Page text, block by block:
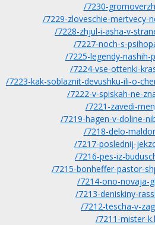
/7230-
/7229-zloveschie-mertvecy-
/7228-zhjul-i-asha-v-
/7227-noch-s-
/7225-legendy-nashih-
/7224-vse-ottenki-
/7223-kak-soblaznit-devushku-ili-o-
/7222-v-spiskah-ne-
/7221-zavedi-
/7219-hagen-v-doline-
/7218-delo-
/7217-poslednij-
/7216-pes-iz-
/7215-bonheffer-pastor-
/7214-ono-novaja-
/7213-deniskiny-
/7212-tescha-v-
/7211-mister-